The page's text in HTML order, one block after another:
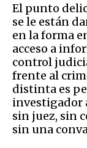
El punto
se le están
en la forma
acceso a
control
frente al
distinta es
investigador
sin juez, sin
sin una